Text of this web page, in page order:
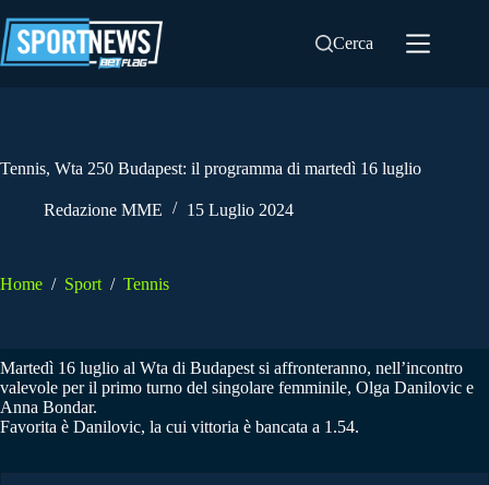
al
contenuto
Cerca
Tennis, Wta 250 Budapest: il programma di martedì 16 luglio
Redazione MME 15 Luglio 2024
Home / Sport / Tennis
Martedì 16 luglio al Wta di Budapest si affronteranno, nell’incontro
valevole per il primo turno del singolare femminile, Olga Danilovic e
Anna Bondar.
Favorita è Danilovic, la cui vittoria è bancata a 1.54.